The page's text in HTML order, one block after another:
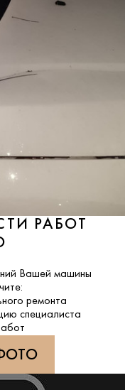
РАБОТ
Вашей машины
ремонта
специалиста